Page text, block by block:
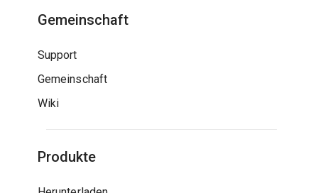
Gemeinschaft
Support
Gemeinschaft
Wiki
Produkte